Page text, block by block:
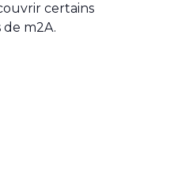
certains
m2A.